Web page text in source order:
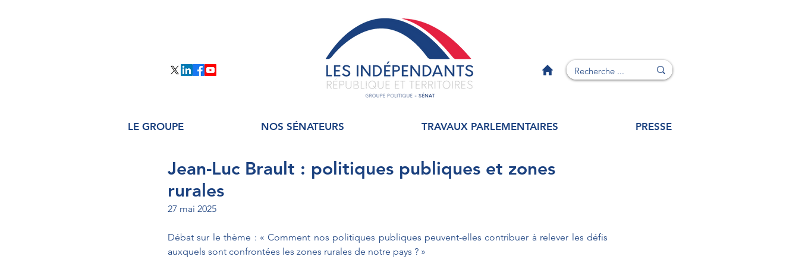
LE GROUPE NOS SÉNATEURS TRAVAUX PARLEMENTAIRES PRESSE
Jean-Luc Brault : politiques publiques et zones
rurales
27 mai 2025
Débat sur le thème : « Comment nos politiques publiques peuvent-elles contribuer à relever les défis
auxquels sont confrontées les zones rurales de notre pays ? »